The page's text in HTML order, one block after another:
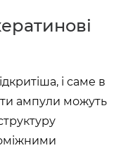
і саме в
ампули можуть